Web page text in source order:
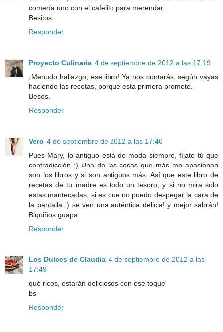
comería uno con el cafelito para merendar.
Besitos.
Responder
Proyecto Culinaria 4 de septiembre de 2012 a las 17:19
¡Menudo hallazgo, ese libro! Ya nos contarás, según vayas
haciendo las recetas, porque esta primera promete.
Besos.
Responder
Vero 4 de septiembre de 2012 a las 17:46
Pues Mary, lo antiguo está de moda siempre, fíjate tú que
contradicción :) Una de las cosas que más me apasionan
son los libros y si son antiguos más. Así que este libro de
recetas de tu madre es todo un tesoro, y si no mira solo
estas mantecadas, si es que no puedo despegar la cara de
la pantalla :) se ven una auténtica delicia! y mejor sabrán!
Biquiños guapa
Responder
Los Dulces de Claudia 4 de septiembre de 2012 a las
17:49
qué ricos, estarán deliciosos con ese toque
bs
Responder